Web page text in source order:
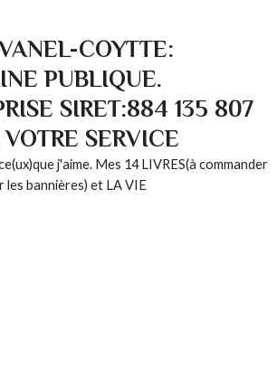
COYTTE:
PUBLIQUE.
SIRET:884 135 807
SERVICE
j'aime. Mes 14 LIVRES(à commander
les bannières) et LA VIE